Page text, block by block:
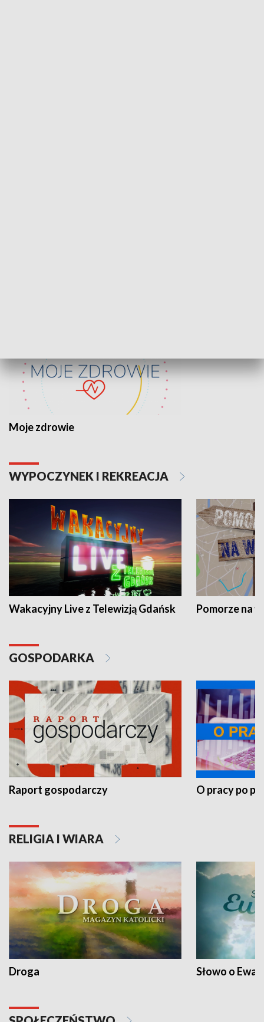
Moje zdrowie
WYPOCZYNEK I REKREACJA
Wakacyjny Live z Telewizją Gdańsk Pomorze na
GOSPODARKA
Raport gospodarczy O pracy po
RELIGIA I WIARA
Droga Słowo o